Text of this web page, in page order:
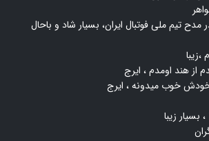
مدح تیم ملی فوتبال ایران، بسیار شاد و باحال